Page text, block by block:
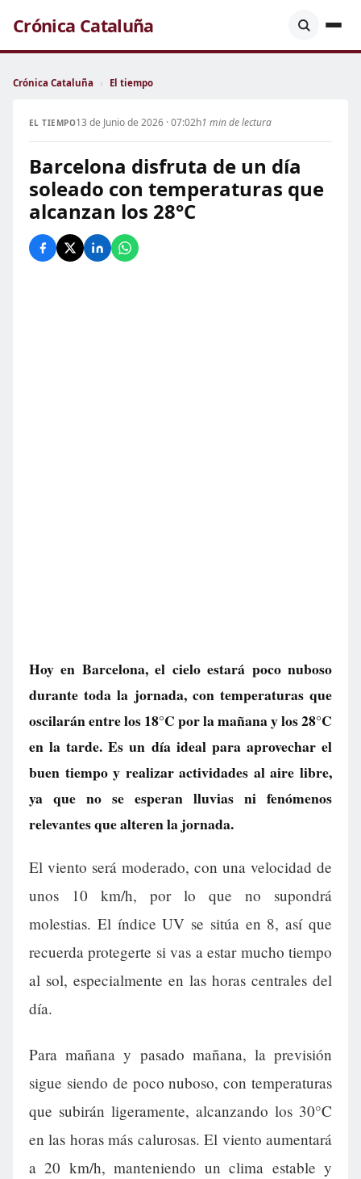
Crónica Cataluña
Crónica Cataluña › El tiempo
EL TIEMPO13 de Junio de 2026 · 07:02h1 min de lectura
Barcelona disfruta de un día
soleado con temperaturas que
alcanzan los 28°C
Hoy en Barcelona, el cielo estará poco nuboso
durante toda la jornada, con temperaturas que
oscilarán entre los 18°C por la mañana y los 28°C
en la tarde. Es un día ideal para aprovechar el
buen tiempo y realizar actividades al aire libre,
ya que no se esperan lluvias ni fenómenos
relevantes que alteren la jornada.
El viento será moderado, con una velocidad de
unos 10 km/h, por lo que no supondrá
molestias. El índice UV se sitúa en 8, así que
recuerda protegerte si vas a estar mucho tiempo
al sol, especialmente en las horas centrales del
día.
Para mañana y pasado mañana, la previsión
sigue siendo de poco nuboso, con temperaturas
que subirán ligeramente, alcanzando los 30°C
en las horas más calurosas. El viento aumentará
a 20 km/h, manteniendo un clima estable y